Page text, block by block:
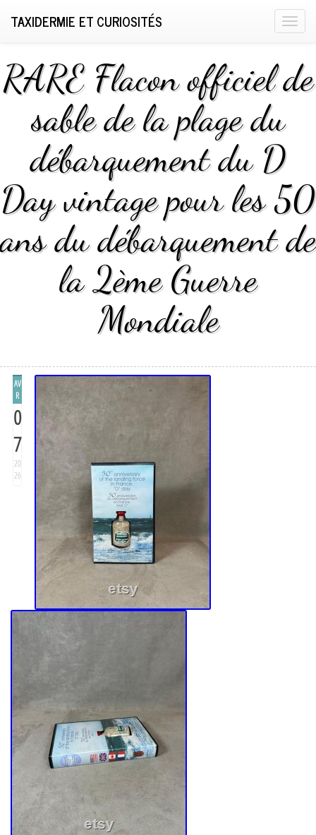
T
g
l
i
g
a
t
i
TAXIDERMIE ET CURIOSITÉS
RARE Flacon officiel de
sable de la plage du
débarquement du D
Day vintage pour les 50
ans du débarquement de
la 2ème Guerre
Mondiale
AV
R
0
7
20
26